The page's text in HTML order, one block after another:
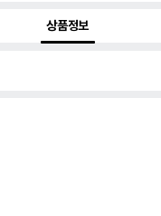
상품정보